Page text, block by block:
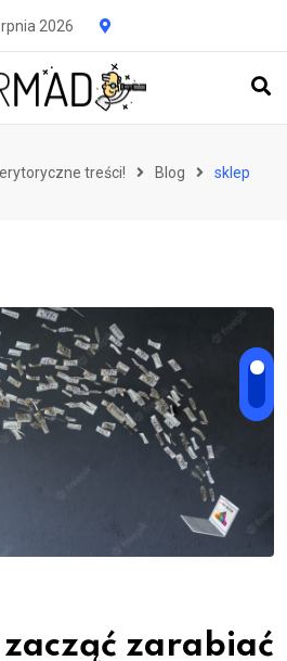
2026
treści! Blog sklep
zarabiać